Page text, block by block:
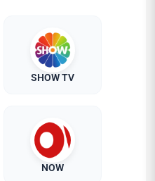
SHOW TV
NOW